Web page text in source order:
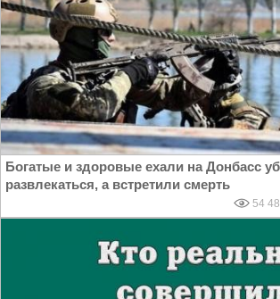
Богатые и здоровые ехали на Донбасс
развлекаться, а встретили смерть
54